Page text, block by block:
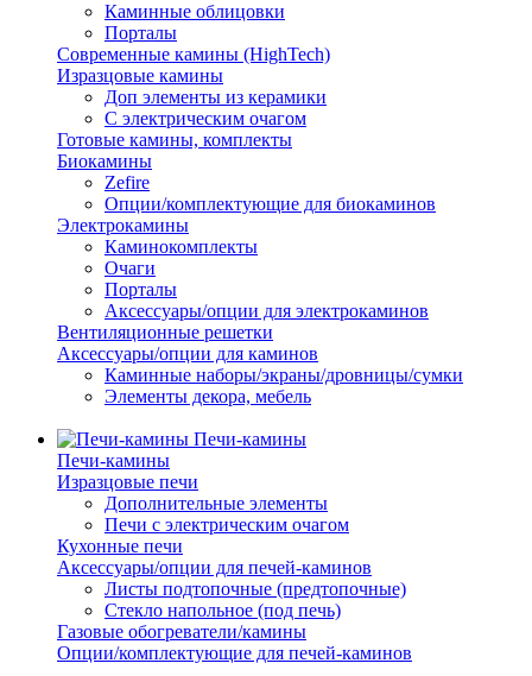
Каминные облицовки
Порталы
Современные камины (HighTech)
Изразцовые камины
Доп элементы из керамики
С электрическим очагом
Готовые камины, комплекты
Биокамины
Zefire
Опции/комплектующие для биокаминов
Электрокамины
Каминокомплекты
Очаги
Порталы
Аксессуары/опции для электрокаминов
Вентиляционные решетки
Аксессуары/опции для каминов
Каминные наборы/экраны/дровницы/сумки
Элементы декора, мебель
Печи-камины
Печи-камины
Изразцовые печи
Дополнительные элементы
Печи с электрическим очагом
Кухонные печи
Аксессуары/опции для печей-каминов
Листы подтопочные (предтопочные)
Стекло напольное (под печь)
Газовые обогреватели/камины
Опции/комплектующие для печей-каминов